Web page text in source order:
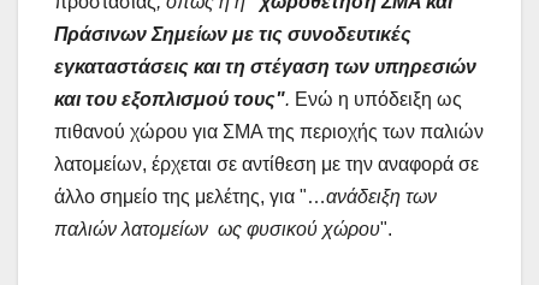
Πράσινων Σημείων με τις συνοδευτικές
εγκαταστάσεις και τη στέγαση των υπηρεσιών
και του εξοπλισμού τους". Ενώ η υπόδειξη ως
πιθανού χώρου για ΣΜΑ της περιοχής των παλιών
λατομείων, έρχεται σε αντίθεση με την αναφορά σε
άλλο σημείο της μελέτης, για "…ανάδειξη των
παλιών λατομείων ως φυσικού χώρου".